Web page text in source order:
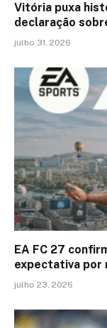
Vitória puxa
declaração
julho 31, 2026
EA FC 27
expectativa por
julho 23, 2026